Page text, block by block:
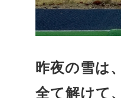
昨夜の雪は、
全て解けて